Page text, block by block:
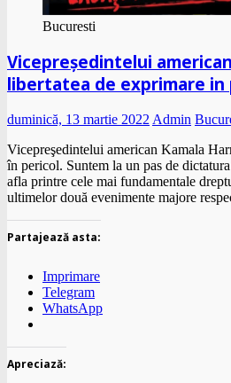
Bucuresti
Vicepreşedintelui
libertatea de exprimare in
duminică, 13 martie 2022 Admin
Vicepreşedintelui american Kamala
în pericol. Suntem la un pas de
afla printre cele mai fundamentale
ultimelor două evenimente majore
Partajează asta:
Imprimare
Telegram
WhatsApp
Apreciază: